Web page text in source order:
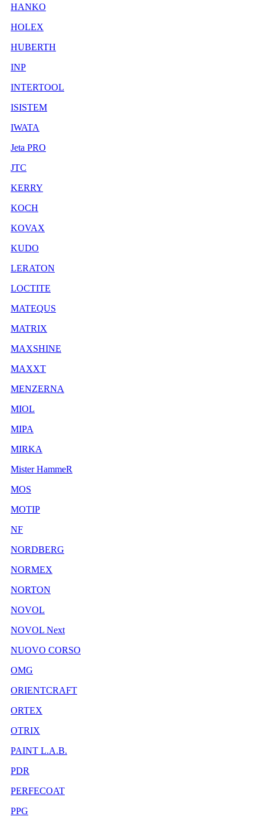
HANKO
HOLEX
HUBERTH
INP
INTERTOOL
ISISTEM
IWATA
Jeta PRO
JTC
KERRY
KOCH
KOVAX
KUDO
LERATON
LOCTITE
MATEQUS
MATRIX
MAXSHINE
MAXXT
MENZERNA
MIOL
MIPA
MIRKA
Mister HammeR
MOS
MOTIP
NF
NORDBERG
NORMEX
NORTON
NOVOL
NOVOL Next
NUOVO CORSO
OMG
ORIENTCRAFT
ORTEX
OTRIX
PAINT L.A.B.
PDR
PERFECOAT
PPG